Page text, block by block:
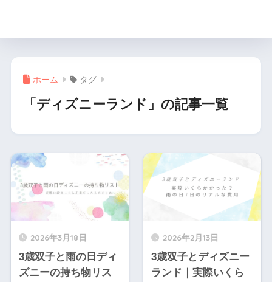
ホーム タグ
「ディズニーランド」の記事一覧
2026年3月18日
3歳双子と雨の日ディ
ズニーの持ち物リス
2026年2月13日
3歳双子とディズニー
ランド｜実際いくら